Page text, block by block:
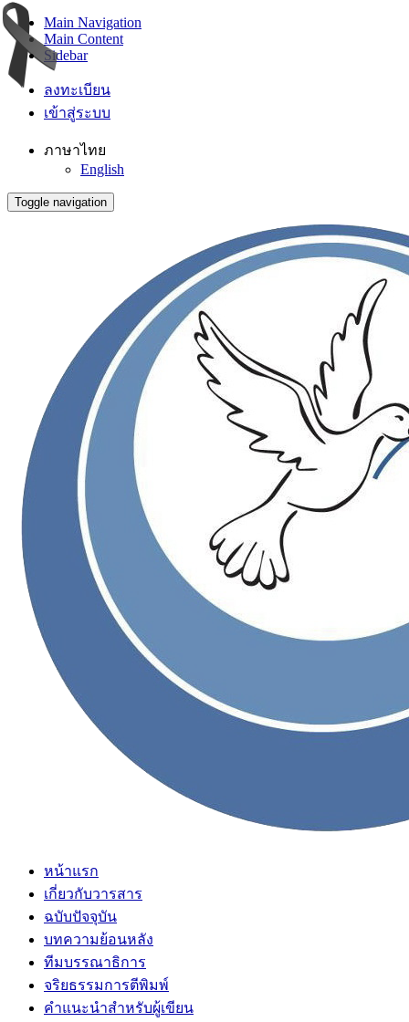
Main Navigation
Main Content
Sidebar
ลงทะเบียน
เข้าสู่ระบบ
ภาษาไทย
English
Toggle navigation
หน้าแรก
เกี่ยวกับวารสาร
ฉบับปัจจุบัน
บทความย้อนหลัง
ทีมบรรณาธิการ
จริยธรรมการตีพิมพ์
คำแนะนำสำหรับผู้เขียน